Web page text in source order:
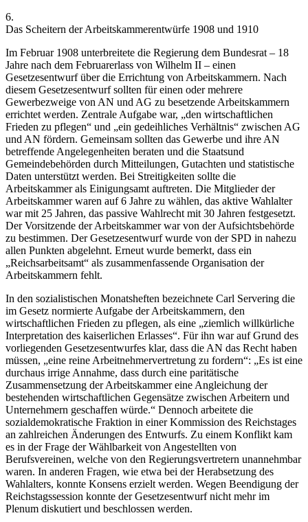
6.
Das Scheitern der Arbeitskammerentwürfe 1908 und 1910
Im Februar 1908 unterbreitete die Regierung dem Bundesrat – 18
Jahre nach dem Februarerlass von Wilhelm II – einen
Gesetzesentwurf über die Errichtung von Arbeitskammern. Nach
diesem Gesetzesentwurfsollten für einen oder mehrere
Gewerbezweige von AN und AG zu besetzende Arbeitskammern
errichtet werden. Zentrale Aufgabe war, „den wirtschaftlichen
Frieden zu pflegen“ und „ein gedeihliches Verhältnis“ zwischen AG
und AN fördern. Gemeinsam sollten das Gewerbe und ihre AN
betreffende Angelegenheiten beraten und die Staatsund
Gemeindebehörden durch Mitteilungen, Gutachten und statistische
Daten unterstützt werden. Bei Streitigkeiten sollte die
Arbeitskammer als Einigungsamt auftreten. Die Mitglieder der
Arbeitskammer waren auf 6 Jahre zu wählen, das aktive Wahlalter
war mit 25 Jahren, das passive Wahlrecht mit 30 Jahren festgesetzt.
Der Vorsitzende der Arbeitskammer war von der Aufsichtsbehörde
zu bestimmen. Der Gesetzesentwurf wurde von der SPD in nahezu
allen Punkten abgelehnt. Erneut wurde bemerkt, dass ein
„Reichsarbeitsamt“ als zusammenfassende Organisation der
Arbeitskammern fehlt.
In den sozialistischen Monatsheften bezeichnete Carl Servering die
im Gesetz normierte Aufgabe der Arbeitskammern, den
wirtschaftlichen Frieden zu pflegen, als eine „ziemlich willkürliche
Interpretation des kaiserlichen Erlasses“. Für ihn war auf Grund des
vorliegenden Gesetzesentwurfes klar, dass die AN das Recht haben
müssen, „eine reine Arbeitnehmervertretung zu fordern“: „Es ist eine
durchaus irrige Annahme, dass durch eine paritätische
Zusammensetzung der Arbeitskammer eine Angleichung der
bestehenden wirtschaftlichen Gegensätze zwischen Arbeitern und
Unternehmern geschaffen würde.“ Dennoch arbeitete die
sozialdemokratische Fraktion in einer Kommission des Reichstages
an zahlreichen Änderungen des Entwurfs. Zu einem Konflikt kam
es in der Frage der Wählbarkeit von Angestellten von
Berufsvereinen, welche von den Regierungsvertretern unannehmbar
waren. In anderen Fragen, wie etwa bei der Herabsetzung des
Wahlalters, konnte Konsens erzielt werden. Wegen Beendigung der
Reichstagssession konnte der Gesetzesentwurf nicht mehr im
Plenum diskutiert und beschlossen werden.